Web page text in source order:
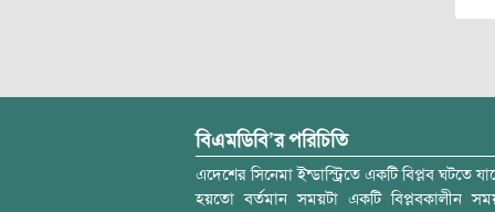
বিএমডিবি’র পরিচিতি
এদেশের সিনেমা ইন্ডাস্ট্রিতে একটি বিপ্লব ঘটতে
হয়তো বর্তমান সময়টা একটি বিপ্লবকালীন